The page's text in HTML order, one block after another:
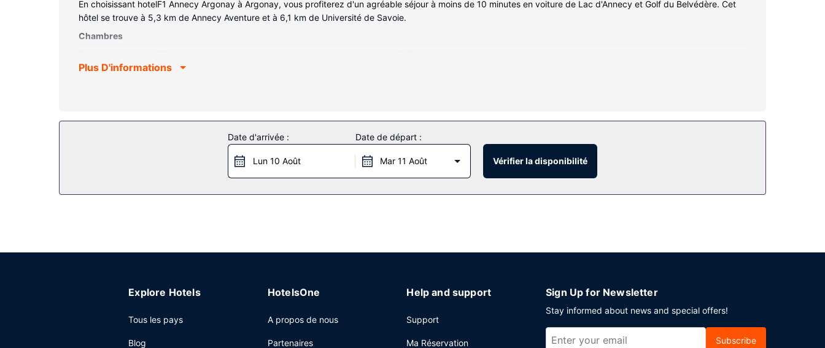
En choisissant hotelF1 Annecy Argonay à Argonay, vous profiterez d'un agréable séjour à moins de 10 minutes en voiture de Lac d'Annecy et Golf du Belvédère. Cet
hôtel se trouve à 5,3 km de Annecy Aventure et à 6,1 km de Université de Savoie.
Chambres
votre divertissement est assuré par des chaînes numériques. Les équipements et services offerts par l'hébergement comprennent un bureau et des rideaux
automatique de boissons et d'en-cas.
Un petit déjeuner buffet est servi en semaine de 06 h 30 à 09 h 30 et le week-end de 06 h 30 à 10 h 30 (en supplément).
Plus D'informations
Date d'arrivée :
Lun 10 Août
Date de départ :
Mar 11 Août Vérifier la disponibilité
Explore Hotels
Tous les pays
Blog
HotelsOne
A propos de nous
Partenaires
Help and support
Support
Ma Réservation
Sign Up for Newsletter
Stay informed about news and special offers!
Subscribe